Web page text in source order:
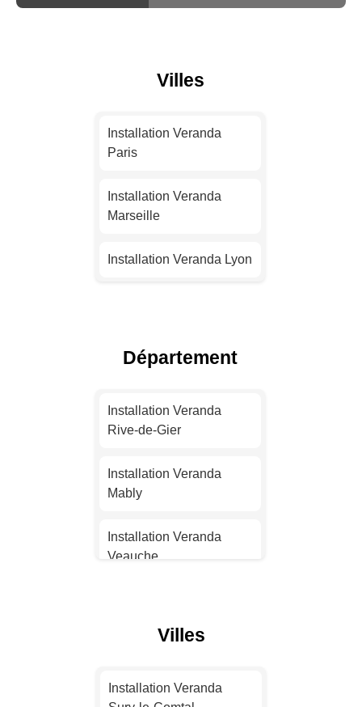
Villes
Installation Veranda
Paris
Installation Veranda
Marseille
Installation Veranda Lyon
Installation Veranda Nice
Installation Veranda
Nantes
Installation Veranda
Strasbourg
Installation Veranda
Montpellier
Département
Installation Veranda
Rive-de-Gier
Installation Veranda
Mably
Installation Veranda
Veauche
Saint-Chamond
Villes
Installation Veranda